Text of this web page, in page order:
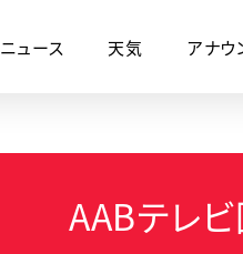
ニュース 天気 アナウ
AABテレ